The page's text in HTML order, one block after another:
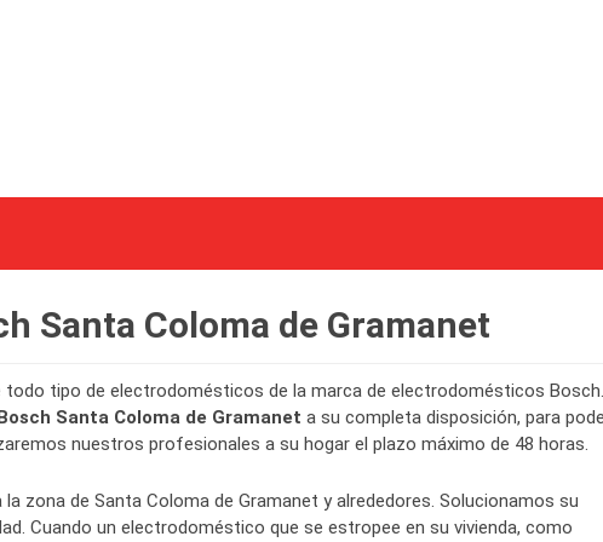
Santa Coloma de Gramanet
todo tipo de electrodomésticos de la marca de electrodomésticos Bosch.
Santa Coloma de Gramanet a su completa disposición, para
nuestros profesionales a su hogar el plazo máximo de 48 horas.
zona de Santa Coloma de Gramanet y alrededores. Solucionamos su
Cuando un electrodoméstico que se estropee en su vivienda, como